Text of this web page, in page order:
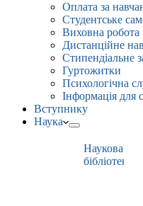
Оплата за
Студентське
Виховна робота
Дистанційне
Стипендіальне
Гуртожитки
Психологічна
Інформація для
Вступнику
Наука
Наукова
бібліотека